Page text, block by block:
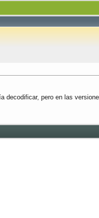
decodificar, pero en las